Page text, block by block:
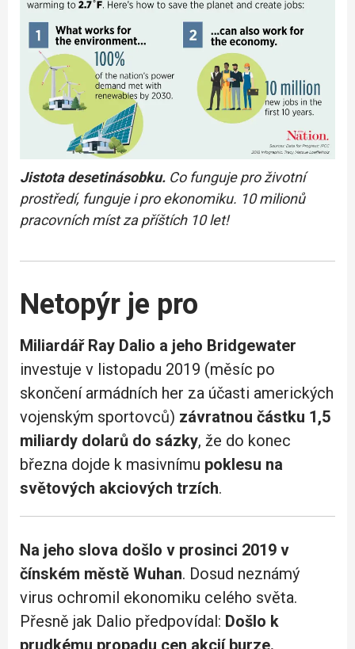
Jistota desetinásobku. Co funguje pro životní
prostředí, funguje i pro ekonomiku. 10 milionů
pracovních míst za příštích 10 let!
Netopýr je pro
Miliardář Ray Dalio a jeho Bridgewater
investuje v listopadu 2019 (měsíc po
skončení armádních her za účasti amerických
vojenským sportovců) závratnou částku 1,5
miliardy dolarů do sázky, že do konec
března dojde k masivnímu poklesu na
světových akciových trzích.
Na jeho slova došlo v prosinci 2019 v
čínském městě Wuhan. Dosud neznámý
virus ochromil ekonomiku celého světa.
Přesně jak Dalio předpovídal: Došlo k
prudkému propadu cen akcií burze.